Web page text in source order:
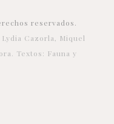
reservados.
Cazorla, Miquel
Textos: Fauna y